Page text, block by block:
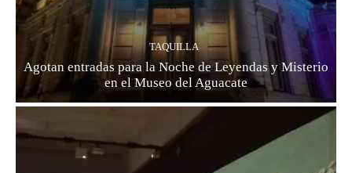
TAQUILLA
Agotan entradas para la Noche de Leyendas y Misterio
en el Museo del Aguacate